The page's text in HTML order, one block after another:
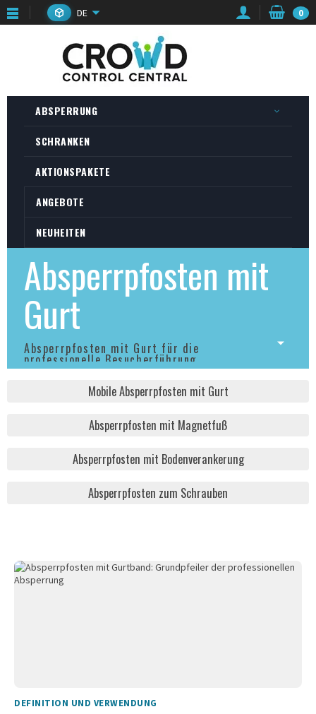
DE 0
ABSPERRUNG
SCHRANKEN
AKTIONSPAKETE
ANGEBOTE
NEUHEITEN
Absperrpfosten mit
Gurt
Absperrpfosten mit Gurt für die
professionelle Besucherführung
Mobile Absperrpfosten mit Gurt
Absperrpfosten mit Magnetfuß
Absperrpfosten mit Bodenverankerung
Absperrpfosten zum Schrauben
DEFINITION UND VERWENDUNG